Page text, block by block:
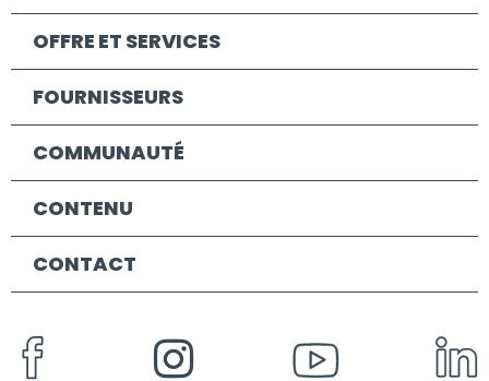
OFFRE ET SERVICES
FOURNISSEURS
COMMUNAUTÉ
CONTENU
CONTACT